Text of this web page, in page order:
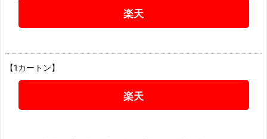
楽天
【1カートン】
楽天